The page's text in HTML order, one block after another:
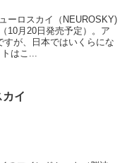
ーロスカイ（NEUROSKY)
10月20日発売予定）。ア
すが、日本ではいくらにな
はこ...
イ